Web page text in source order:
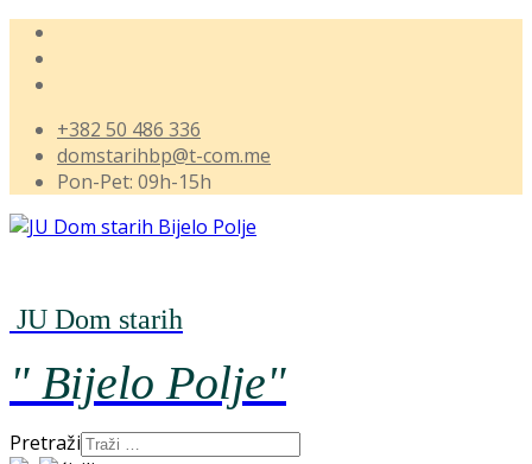
+382 50 486 336
domstarihbp@t-com.me
Pon-Pet: 09h-15h
JU Dom starih
" BijeloPolje"
Pretraži